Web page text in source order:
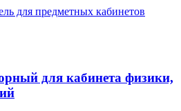
для предметных кабинетов
для кабинета физики,